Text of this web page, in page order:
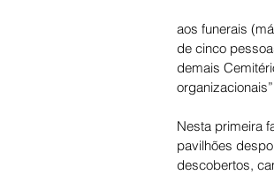
aos funerais
de cinco
demais
Nesta primeira
pavilhões
descobertos,